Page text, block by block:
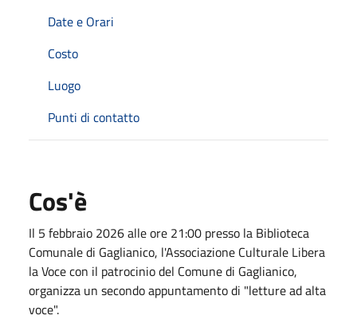
Date e Orari
Costo
Luogo
Punti di contatto
Cos'è
Il 5 febbraio 2026 alle ore 21:00 presso la Biblioteca
Comunale di Gaglianico, l'Associazione Culturale Libera
la Voce con il patrocinio del Comune di Gaglianico,
organizza un secondo appuntamento di "letture ad alta
voce".